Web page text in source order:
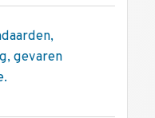
gevaren